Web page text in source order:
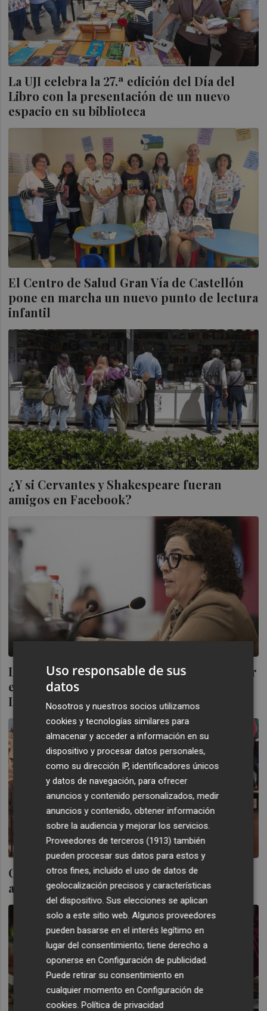
La UJI celebra la 27.ª edición del Día del
Libro con la presentación de un nuevo
espacio en su biblioteca
El Centro de Salud Gran Vía de Castellón
pone en marcha un nuevo punto de lectura
infantil
¿Y si Cervantes y Shakespeare fueran
amigos en Facebook?
La Diputación visibiliza el papel de la mujer
en la literatura en el Día internacional del
Libro
Onda crea una 'ruta poética' con textos de
autores locales
Uso responsable de sus
datos
Nosotros y nuestros socios utilizamos
cookies y tecnologías similares para
almacenar y acceder a información en su
dispositivo y procesar datos personales,
como su dirección IP, identificadores únicos
y datos de navegación, para ofrecer
anuncios y contenido personalizados, medir
anuncios y contenido, obtener información
sobre la audiencia y mejorar los servicios.
Proveedores de terceros (1913) también
pueden procesar sus datos para estos y
otros fines, incluido el uso de datos de
geolocalización precisos y características
del dispositivo. Sus elecciones se aplican
solo a este sitio web. Algunos proveedores
pueden basarse en el interés legítimo en
lugar del consentimiento; tiene derecho a
oponerse enConfiguración de publicidad.
Puede retirar su consentimiento en
cualquier momento enConfiguración de
cookies.Política de privacidad